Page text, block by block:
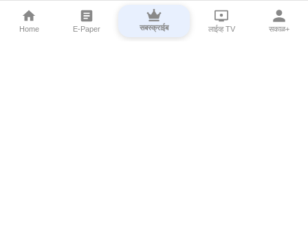
Home E-Paper सबस्क्राईब लाईव्ह TV सकाळ+